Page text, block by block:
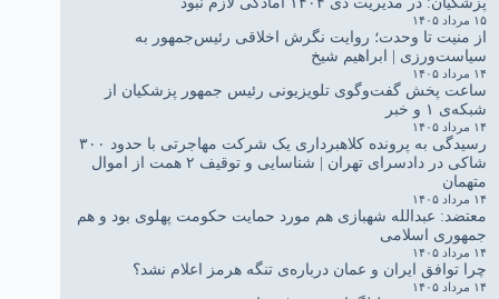
۱۵ مرداد ۱۴۰۵
از منیت تا وحدت؛ روایت نگرش اخلاقی رئیس‌جمهور به
سیاست‌ورزی | ابراهیم شیخ
۱۴ مرداد ۱۴۰۵
ساعت پخش گفت‌وگوی تلویزیونی رئیس جمهور پزشکیان از
شبکه‌ی ۱ و خبر
۱۴ مرداد ۱۴۰۵
رسیدگی به پرونده کلاهبرداری یک شرکت مهاجرتی با حدود ۳۰۰
شاکی در دادسرای تهران | شناسایی و توقیف ۲ همت از اموال
متهمان
۱۴ مرداد ۱۴۰۵
معتضد: عبدالله شهبازی هم مورد حمایت حکومت پهلوی بود و هم
جمهوری اسلامی
۱۴ مرداد ۱۴۰۵
چرا توافق ایران و عمان درباره‌ی تنگه هرمز اعلام نشد؟
۱۴ مرداد ۱۴۰۵